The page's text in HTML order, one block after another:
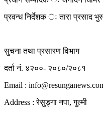
प्रवन्ध निर्देशक ः तारा प्रसाद
सुचना तथा प्रसारण विभाग
दर्ता नं. ४२००- २०८०/२०८१
Email : info@
Address : रेसुङ्गा नपा, गुल्मी